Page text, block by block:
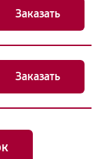
Заказать
Заказать